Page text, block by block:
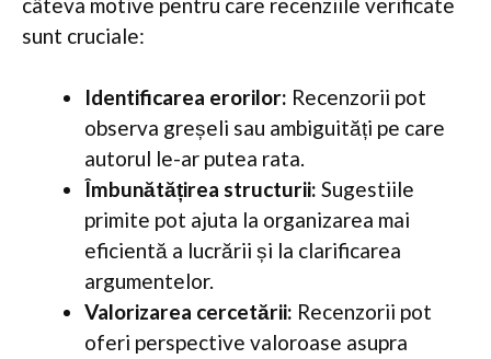
sunt cruciale:
Identificarea erorilor: Recenzorii pot
observa greșeli sau ambiguități pe care
autorul le-ar putea rata.
Îmbunătățirea structurii: Sugestiile
primite pot ajuta la organizarea mai
eficientă a lucrării și la clarificarea
argumentelor.
Valorizarea cercetării: Recenzorii pot
oferi perspective valoroase asupra